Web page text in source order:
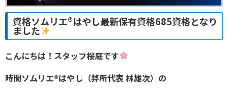
資格ソムリエ®️はやし最新保有資格685資格となり
ました
こんにちは！スタッフ桜庭です
時間ソムリエ®️はやし（弊所代表 林雄次）の